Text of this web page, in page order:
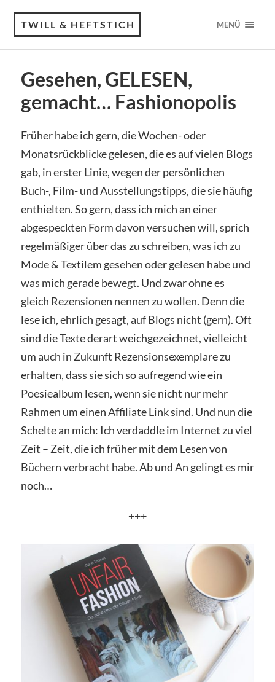
TWILL & HEFTSTICH MENÜ
Gesehen, GELESEN,
gemacht… Fashionopolis
Früher habe ich gern, die Wochen- oder
Monatsrückblicke gelesen, die es auf vielen Blogs
gab, in erster Linie, wegen der persönlichen
Buch-, Film- und Ausstellungstipps, die sie häufig
enthielten. So gern, dass ich mich an einer
abgespeckten Form davon versuchen will, sprich
regelmäßiger über das zu schreiben, was ich zu
Mode & Textilem gesehen oder gelesen habe und
was mich gerade bewegt. Und zwar ohne es
gleich Rezensionen nennen zu wollen. Denn die
lese ich, ehrlich gesagt, auf Blogs nicht (gern). Oft
sind die Texte derart weichgezeichnet, vielleicht
um auch in Zukunft Rezensionsexemplare zu
erhalten, dass sie sich so aufregend wie ein
Poesiealbum lesen, wenn sie nicht nur mehr
Rahmen um einen Affiliate Link sind. Und nun die
Schelte an mich: Ich verdaddle im Internet zu viel
Zeit – Zeit, die ich früher mit dem Lesen von
Büchern verbracht habe. Ab und An gelingt es mir
noch…
+++